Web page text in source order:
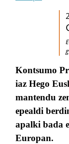
Kontsumo
iaz Hego
mantendu
epealdi
apalki bada
Europan.